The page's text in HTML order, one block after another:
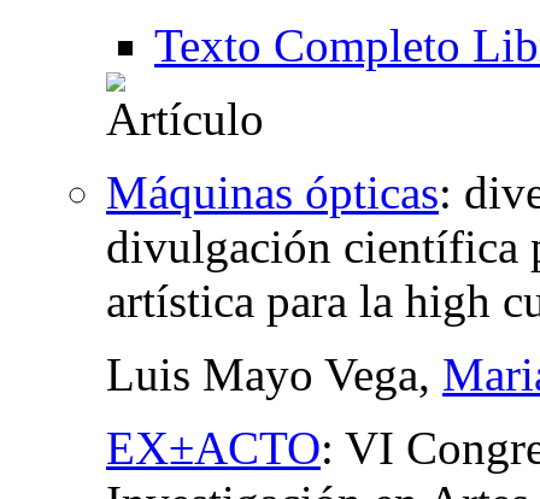
Texto Completo
Máquinas ópticas:
divulgación científica
artística para la high
Luis Mayo Vega,
EX±ACTO: VI